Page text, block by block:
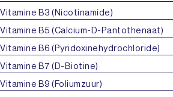
Vitamine B3 (Nicotinamide)
Vitamine B5 (Calcium-D-Pantothenaat)
Vitamine B6 (Pyridoxinehydrochloride)
Vitamine B7 (D-Biotine)
Vitamine B9 (Foliumzuur)